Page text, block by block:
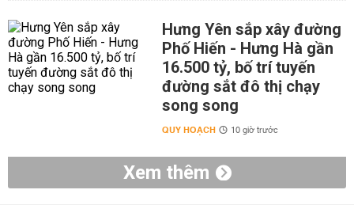
Hưng Yên sắp xây đường
Phố Hiến - Hưng Hà gần
16.500 tỷ, bố trí tuyến
đường sắt đô thị chạy
song song
QUY HOẠCH 10 giờ trước
Xem thêm